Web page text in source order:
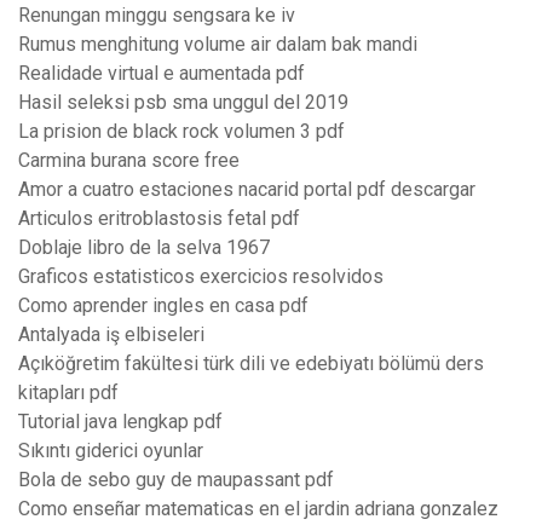
Renungan minggu sengsara ke iv
Rumus menghitung volume air dalam bak mandi
Realidade virtual e aumentada pdf
Hasil seleksi psb sma unggul del 2019
La prision de black rock volumen 3 pdf
Carmina burana score free
Amor a cuatro estaciones nacarid portal pdf descargar
Articulos eritroblastosis fetal pdf
Doblaje libro de la selva 1967
Graficos estatisticos exercicios resolvidos
Como aprender ingles en casa pdf
Antalyada iş elbiseleri
Açıköğretim fakültesi türk dili ve edebiyatı bölümü ders
kitapları pdf
Tutorial java lengkap pdf
Sıkıntı giderici oyunlar
Bola de sebo guy de maupassant pdf
Como enseñar matematicas en el jardin adriana gonzalez